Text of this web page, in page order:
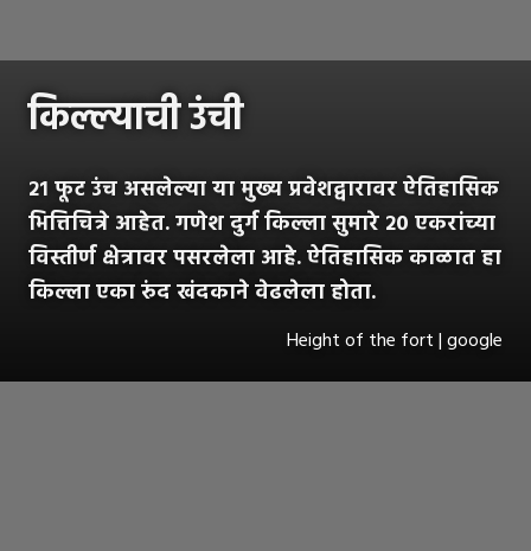
किल्ल्याची उंची
२१ फूट उंच असलेल्या या मुख्य प्रवेशद्वारावर ऐतिहासिक
भित्तिचित्रे आहेत. गणेश दुर्ग किल्ला सुमारे २० एकरांच्या
विस्तीर्ण क्षेत्रावर पसरलेला आहे. ऐतिहासिक काळात हा
किल्ला एका रुंद खंदकाने वेढलेला होता.
Height of the fort | google